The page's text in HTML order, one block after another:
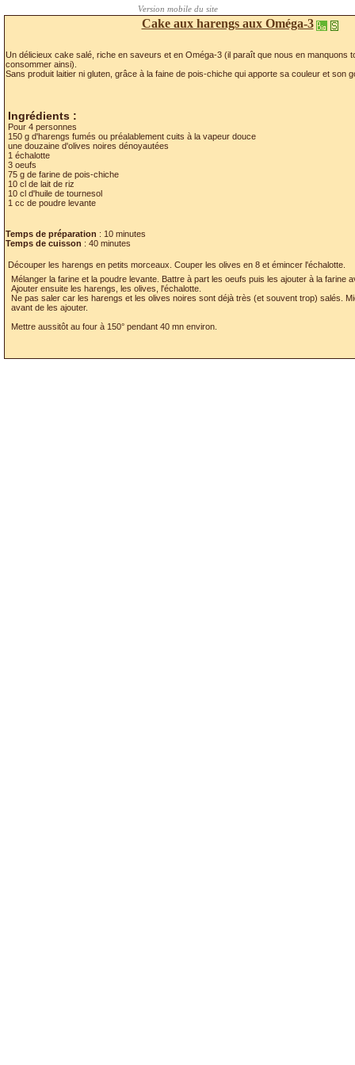
Cake aux harengs aux Oméga-3
Un délicieux cake salé, riche en saveurs et en Oméga-3 (il paraît que nous en manquons
consommer ainsi).
Sans produit laitier ni gluten, grâce à la faine de pois-chiche qui apporte sa couleur et son
Ingrédients :
Pour 4 personnes
150 g d'harengs fumés ou préalablement cuits à la vapeur douce
une douzaine d'olives noires dénoyautées
1 échalotte
3 oeufs
75 g de farine de pois-chiche
10 cl de lait de riz
10 cl d'huile de tournesol
1 cc de poudre levante
Temps de préparation : 10 minutes
Temps de cuisson : 40 minutes
Découper les harengs en petits morceaux. Couper les olives en 8 et émincer l'échalotte.
Mélanger la farine et la poudre levante. Battre à part les oeufs puis les ajouter à la farine
Ajouter ensuite les harengs, les olives, l'échalotte.
Ne pas saler car les harengs et les olives noires sont déjà très (et souvent trop) salés.
avant de les ajouter.
Mettre aussitôt au four à 150° pendant 40 mn environ.